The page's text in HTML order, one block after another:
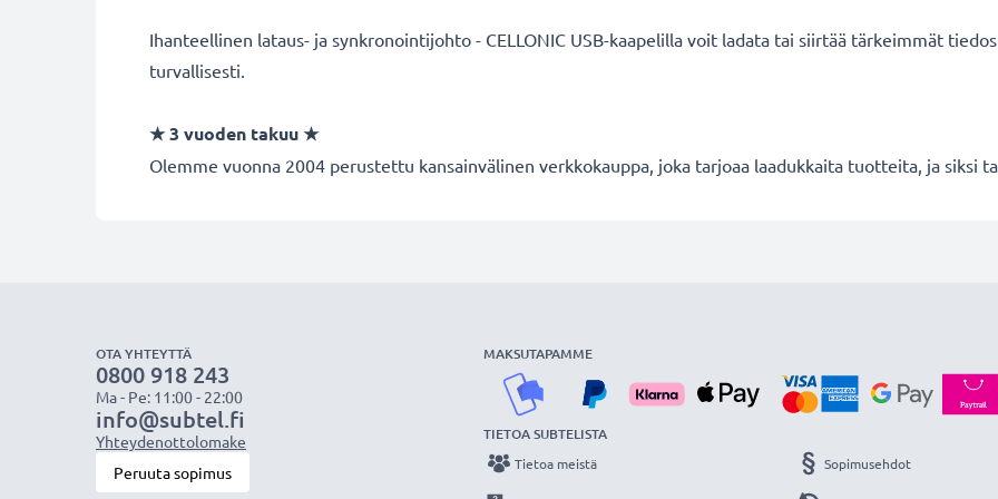
Ihanteellinen lataus- ja synkronointijohto - CELLONIC USB-kaapelilla voit ladata tai siirtää tärkeimmät
turvallisesti.
★3 vuoden takuu★
Olemme vuonna 2004 perustettu kansainvälinen verkkokauppa, joka tarjoaa laadukkaita tuotteita, ja siksi
OTA YHTEYTTÄ
0800 918 243
Ma - Pe: 11:00 - 22:00
info@subtel.fi
Yhteydenottolomake
Peruuta sopimus
MAKSUTAPAMME
TIETOA SUBTELISTA
Tietoa meistä Sopimusehdot